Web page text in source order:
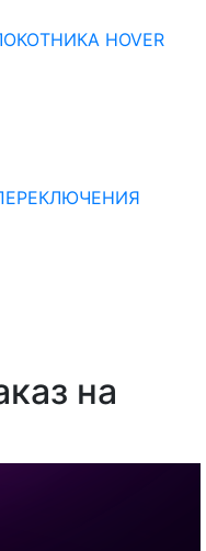
HOVER
на